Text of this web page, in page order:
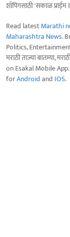
शॉपिंगसाठी 'सकाळ
Read latestMarathi
Maharashtra News.
Politics,
मराठी ताज्या बातम्या,
on Esakal Mobile
forAndroidand IOS.